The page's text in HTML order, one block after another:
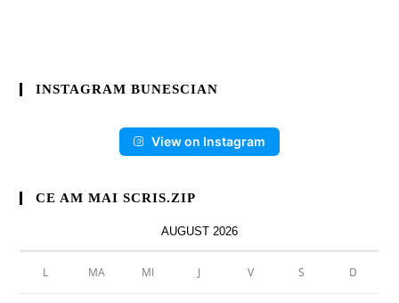
INSTAGRAM BUNESCIAN
View on Instagram
CE AM MAI SCRIS.ZIP
AUGUST 2026
L MA MI J V S D